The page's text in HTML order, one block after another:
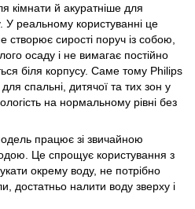
кімнати й акуратніше для
У реальному користуванні це
створює сирості поруч із собою,
осаду і не вимагає постійно
біля корпусу. Саме тому Philips
спальні, дитячої та тих зон у
на нормальному рівні без
працює зі звичайною
Це спрощує користування з
окрему воду, не потрібно
достатньо налити воду зверху і